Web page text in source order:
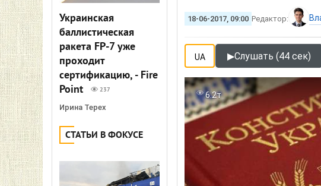
Украинская
баллистическая
ракета FP-7 уже
проходит
сертификацию, - Fire
Point
237
Ирина Терех
СТАТЬИ В ФОКУСЕ
18-06-2017, 09:00 Редактор:
UA ▶Слушать (44 сек)
6.2т